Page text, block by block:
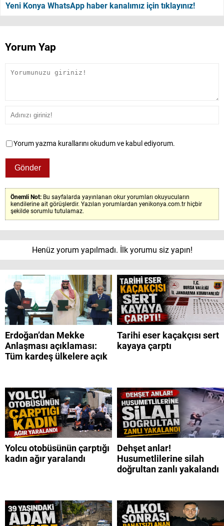
Yeni Konya WhatsApp haber kanalımız için tıklayınız!
Yorum Yap
Yorum yazma kurallarını okudum ve kabul ediyorum.
Önemli Not: Bu sayfalarda yayınlanan okur yorumları okuyucuların
kendilerine ait görüşlerdir. Yazılan yorumlardan yenikonya.com.tr hiçbir
şekilde sorumlu tutulamaz.
Henüz yorum yapılmadı. İlk yorumu siz yapın!
Erdoğan’dan Mekke
Anlaşması açıklaması:
Tüm kardeş ülkelere açık
Tarihi eser kaçakçısı sert
kayaya çarptı
Yolcu otobüsünün çarptığı
kadın ağır yaralandı
Dehşet anlar!
Husumetlilerine silah
doğrultan zanlı yakalandı